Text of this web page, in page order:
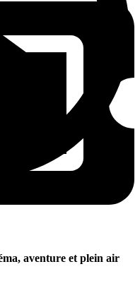
aventure et plein air